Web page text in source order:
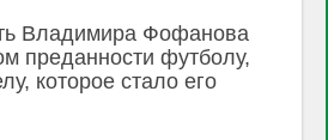
Владимира Фофанова
преданности футболу,
которое стало его